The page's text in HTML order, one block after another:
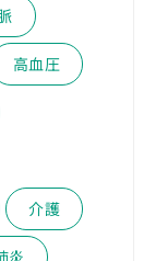
高血圧
介護